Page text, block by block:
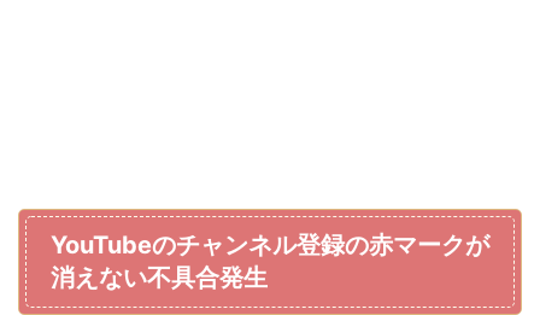
YouTubeのチャンネル登録の赤マークが
消えない不具合発生